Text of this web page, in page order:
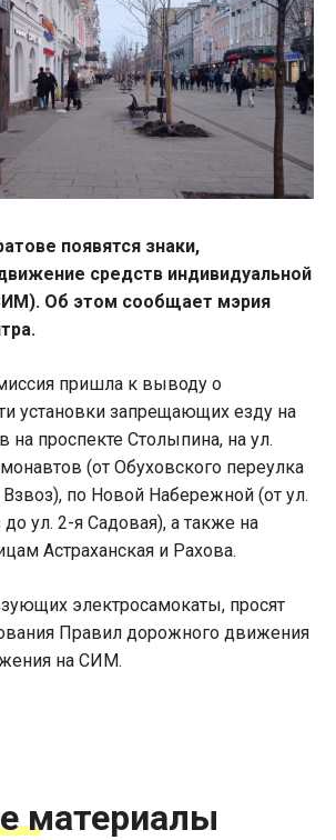
появятся знаки,
средств индивидуальной
Об этом сообщает мэрия
пришла к выводу о
установки запрещающих езду на
на проспекте Столыпина, на ул.
(от Обуховского переулка
по Новой Набережной (от ул.
ул. 2-я Садовая), а также на
Астраханская и Рахова.
электросамокаты, просят
Правил дорожного движения
на СИМ.
материалы